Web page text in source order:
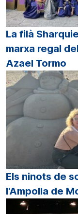
La filà
marxa regal
Azael Tormo
Els ninots de
l'Ampolla de